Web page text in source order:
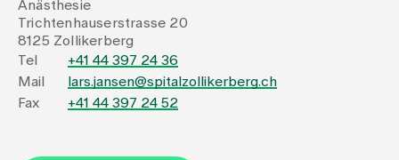
Über uns
Anästhesie
Trichtenhauserstrasse 20
8125 Zollikerberg
Tel
+41 44 397 24 36
Mail
lars.jansen@spitalzollikerberg.ch
Fax
+41 44 397 24 52